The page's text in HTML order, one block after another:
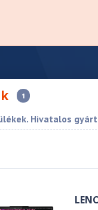
1
Hivatalos